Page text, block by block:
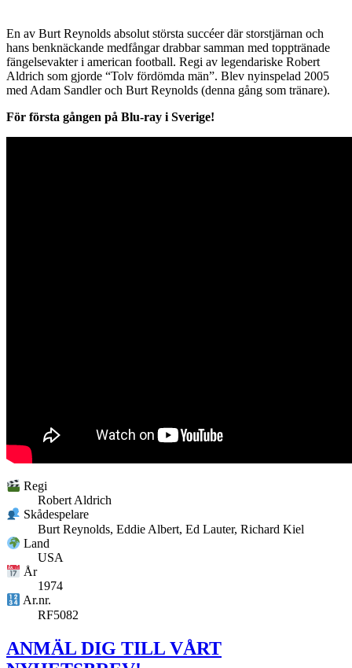
En av Burt Reynolds absolut största succéer där storstjärnan och
hans benknäckande medfångar drabbar samman med topptränade
fängelsevakter i american football. Regi av legendariske Robert
Aldrich som gjorde “Tolv fördömda män”. Blev nyinspelad 2005
med Adam Sandler och Burt Reynolds (denna gång som tränare).
För första gången på Blu-ray i Sverige!
Regi
Robert Aldrich
Skådespelare
Burt Reynolds, Eddie Albert, Ed Lauter, Richard Kiel
Land
USA
År
1974
Ar.nr.
RF5082
ANMÄL DIG TILL VÅRT